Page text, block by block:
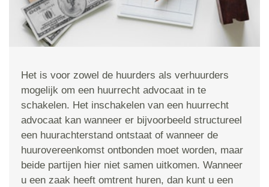
Het is voor zowel de huurders als verhuurders
mogelijk om een huurrecht advocaat in te
schakelen. Het inschakelen van een huurrecht
advocaat kan wanneer er bijvoorbeeld structureel
een huurachterstand ontstaat of wanneer de
huurovereenkomst ontbonden moet worden, maar
beide partijen hier niet samen uitkomen. Wanneer
u een zaak heeft omtrent huren, dan kunt u een